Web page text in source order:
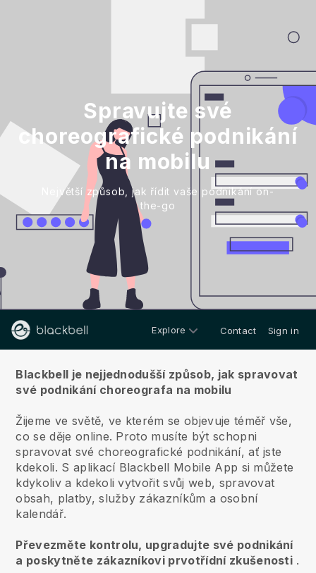
Spravujte své
choreografické podnikání
na mobilu
Největší způsob, jak řídit vaše podnikání on-
the-go
Explore Contact Sign in
Blackbell je nejjednodušší způsob, jak spravovat
své podnikání choreografa na mobilu
Žijeme ve světě, ve kterém se objevuje téměř vše,
co se děje online. Proto musíte být schopni
spravovat své choreografické podnikání, ať jste
kdekoli. S aplikací Blackbell Mobile App si můžete
kdykoliv a kdekoli vytvořit svůj web, spravovat
obsah, platby, služby zákazníkům a osobní
kalendář.
Převezměte kontrolu, upgradujte své podnikání
a poskytněte zákazníkovi prvotřídní zkušenosti .